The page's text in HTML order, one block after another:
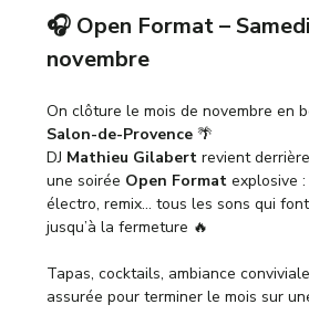
🎧 Open Format –
novembre
On clôture le mois de novembre en
Salon-de-Provence 🌴
DJ Mathieu Gilabert revient
une soirée Open Format explosive
électro, remix… tous les sons qui
jusqu’à la fermeture 🔥
Tapas, cocktails, ambiance
assurée pour terminer le mois sur